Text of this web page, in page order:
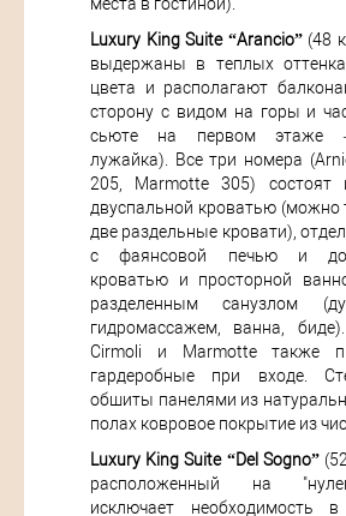
Luxury King Suite “Arancio”(48
выдержаны в теплых
цвета и располагают
сторону с видом на горы и
сьюте на первом этаже
лужайка). Все три номера
205, Marmotte 305) состоят
двуспальной кроватью (можно
две раздельные кровати),
с фаянсовой печью и
кроватью и просторной
разделенным санузлом
гидромассажем, ванна,
Cirmoli и Marmotte также
гардеробные при входе.
обшиты панелями из
полах ковровое покрытие из
Luxury King Suite “Del Sogno”
расположенный на
исключает необходимость в